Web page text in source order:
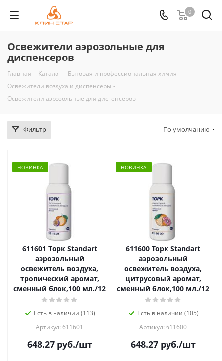
0
Освежители аэрозольные для
диспенсеров
Главная - Каталог - Бытовая и профессиональная химия -
Освежители воздуха и диспенсеры -
Освежители аэрозольные для диспенсеров
Фильтр По умолчанию
НОВИНКА
611601 Tорк Standart
аэрозольный
освежитель воздуха,
тропический аромат,
сменный блок,100 мл./12
Есть в наличии (113)
Артикул: 611601
648.27руб./шт
НОВИНКА
611600 Toрк Standart
аэрозольный
освежитель воздуха,
цитрусовый аромат,
сменный блок,100 мл./12
Есть в наличии (105)
Артикул: 611600
648.27руб./шт